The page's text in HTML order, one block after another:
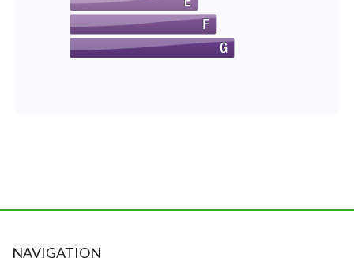
NAVIGATION